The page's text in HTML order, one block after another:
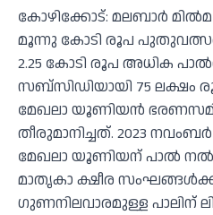
കോഴിക്കോട്: മലബാര്‍
മൂന്നു കോടി രൂപ
2.25 കോടി രൂപ അധിക
സബ്‌സിഡിയായി 75
മേഖലാ യൂണിയന്‍
തീരുമാനിച്ചത്. 2023
മേഖലാ യൂണിയന് പാല്‍
മാതൃകാ ക്ഷീര
ഗുണനിലവാരമുള്ള പാലിന്